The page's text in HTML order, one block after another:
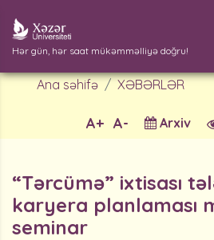
Hər gün, hər saat mükəmməlliyə doğru!
Ana səhifə XƏBƏRLƏR
Arxiv
A-
A+
“Tərcümə” ixtisası
karyera planlaması
seminar